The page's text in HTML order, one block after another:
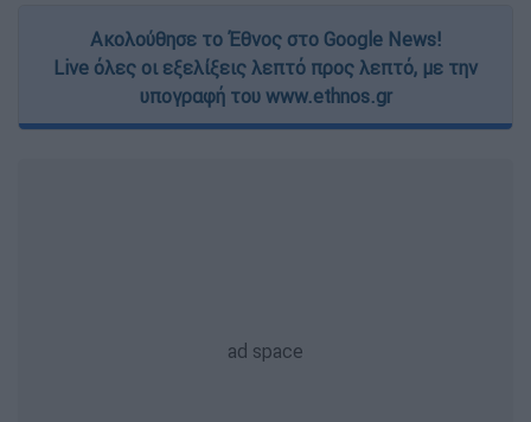
Ακολούθησε το Έθνος στο Google News!
Live όλες οι εξελίξεις λεπτό προς λεπτό, με την
υπογραφή του www.ethnos.gr